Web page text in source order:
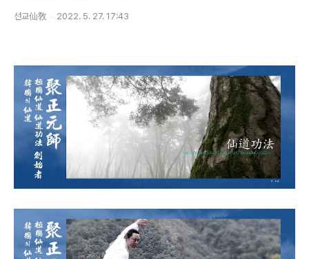
선교仙敎 2022. 5. 27. 17:43